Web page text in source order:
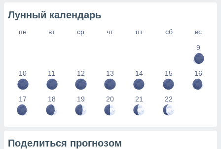
Лунный календарь
пн вт ср чт пт сб
вс
9
10 11 12 13 14 15 16
17 18 19 20 21 22
Поделиться прогнозом